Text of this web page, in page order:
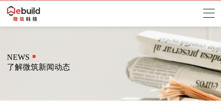
NEWS
了解微筑新闻动态